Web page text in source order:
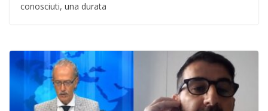
conosciuti, una durata